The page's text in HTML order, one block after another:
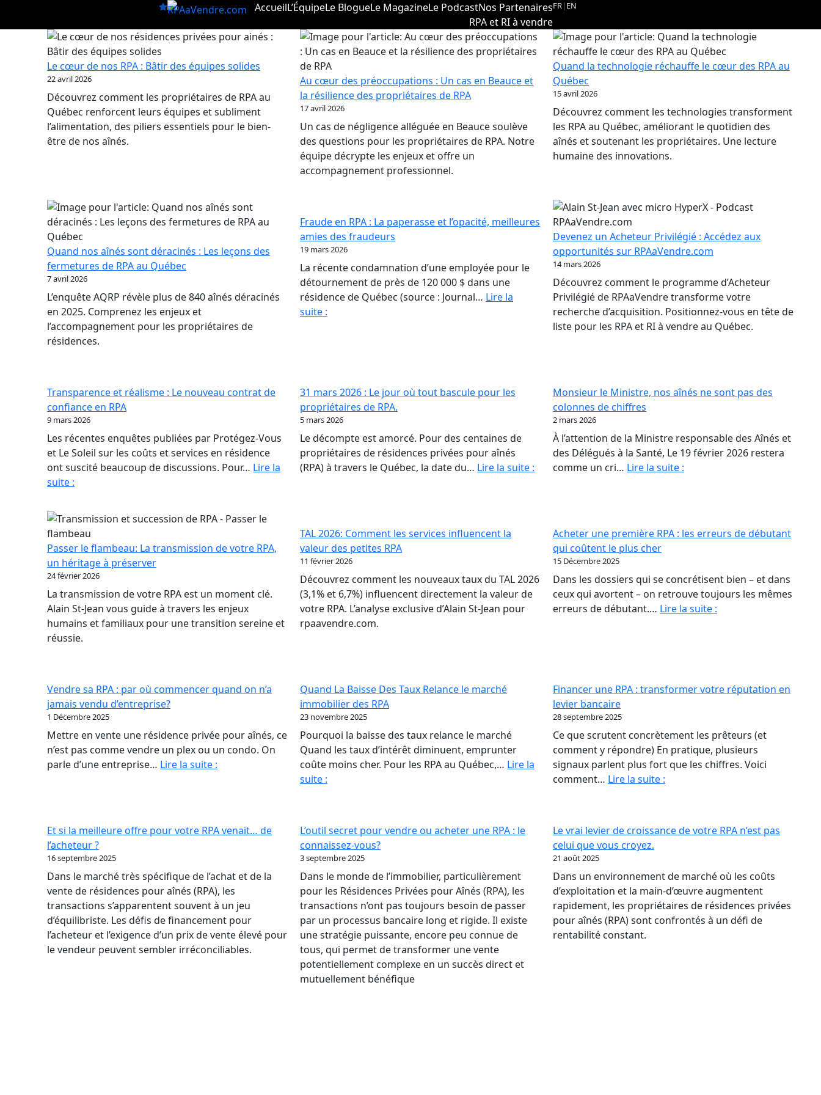
AccueilL’ÉquipeLe BlogueLe MagazineLe PodcastNos Partenaires
RPA et RI à vendre
FR| EN
Le cœur de nos RPA : Bâtir des équipes solides
22 avril 2026
Découvrez comment les propriétaires de RPA au
Québec renforcent leurs équipes et subliment
l’alimentation, des piliers essentiels pour le bien-
être de nos aînés.
Au cœur des préoccupations : Un cas en Beauce et
la résilience des propriétaires de RPA
17 avril 2026
Un cas de négligence alléguée en Beauce soulève
des questions pour les propriétaires de RPA. Notre
équipe décrypte les enjeux et offre un
accompagnement professionnel.
Quand la technologie réchauffe le cœur des RPA au
Québec
15 avril 2026
Découvrez comment les technologies transforment
les RPA au Québec, améliorant le quotidien des
aînés et soutenant les propriétaires. Une lecture
humaine des innovations.
Quand nos aînés sont déracinés : Les leçons des
fermetures de RPA au Québec
7 avril 2026
L’enquête AQRP révèle plus de 840 aînés déracinés
en 2025. Comprenez les enjeux et
l’accompagnement pour les propriétaires de
résidences.
Fraude en RPA : La paperasse et l’opacité, meilleures
amies des fraudeurs
19 mars 2026
La récente condamnation d’une employée pour le
détournement de près de 120 000 $ dans une
résidence de Québec (source : Journal… Lire la
suite :
et
l’opacité,
amies
des
fraudeurs
Devenez un Acheteur Privilégié : Accédez aux
opportunités sur RPAaVendre.com
14 mars 2026
Découvrez comment le programme d’Acheteur
Privilégié de RPAaVendre transforme votre
recherche d’acquisition. Positionnez-vous en tête de
liste pour les RPA et RI à vendre au Québec.
Transparence et réalisme : Le nouveau contrat de
confiance en RPA
9 mars 2026
Les récentes enquêtes publiées par Protégez-Vous
et Le Soleil sur les coûts et services en résidence
ont suscité beaucoup de discussions. Pour… Lire la
suite :
:
Le
nouveau
contrat
confiance
en
RPA
31 mars 2026 : Le jour où tout bascule pour les
propriétaires de RPA.
5 mars 2026
Le décompte est amorcé. Pour des centaines de
propriétaires de résidences privées pour aînés
(RPA) à travers le Québec, la date du… Lire la suite :
bascule
pour
Monsieur le Ministre, nos aînés ne sont pas des
colonnes de chiffres
2 mars 2026
À l’attention de la Ministre responsable des Aînés et
des Délégués à la Santé, Le 19 février 2026 restera
comme un cri… Lire la suite :
ne
des
colonnes
de
Passer le flambeau: La transmission de votre RPA,
un héritage à préserver
24 février 2026
La transmission de votre RPA est un moment clé.
Alain St-Jean vous guide à travers les enjeux
humains et familiaux pour une transition sereine et
réussie.
TAL 2026: Comment les services influencent la
valeur des petites RPA
11 février 2026
Découvrez comment les nouveaux taux du TAL 2026
(3,1% et 6,7%) influencent directement la valeur de
votre RPA. L’analyse exclusive d’Alain St-Jean pour
rpaavendre.com.
Acheter une première RPA : les erreurs de débutant
qui coûtent le plus cher
15 Décembre 2025
Dans les dossiers qui se concrétisent bien – et dans
ceux qui avortent – on retrouve toujours les mêmes
erreurs de débutant.… Lire la suite :
erreurs
qui
coûtent
le
Vendre sa RPA : par où commencer quand on n’a
jamais vendu d’entreprise?
1 Décembre 2025
Mettre en vente une résidence privée pour aînés, ce
n’est pas comme vendre un plex ou un condo. On
parle d’une entreprise… Lire la suite :
où
on
n’a
jamais
vendu
d’entreprise?
Quand La Baisse Des Taux Relance le marché
immobilier des RPA
23 novembre 2025
Pourquoi la baisse des taux relance le marché
Quand les taux d’intérêt diminuent, emprunter
coûte moins cher. Pour les RPA au Québec,… Lire la
suite :
Taux
Relance
marché
immobilier
des
RPA
Financer une RPA : transformer votre réputation en
levier bancaire
28 septembre 2025
Ce que scrutent concrètement les prêteurs (et
comment y répondre) En pratique, plusieurs
signaux parlent plus fort que les chiffres. Voici
comment… Lire la suite :
transformer
en
levier
bancaire
Et si la meilleure offre pour votre RPA venait… de
l’acheteur ?
16 septembre 2025
Dans le marché très spécifique de l’achat et de la
vente de résidences pour aînés (RPA), les
transactions s’apparentent souvent à un jeu
d’équilibriste. Les défis de financement pour
l’acheteur et l’exigence d’un prix de vente élevé pour
le vendeur peuvent sembler irréconciliables.
L’outil secret pour vendre ou acheter une RPA : le
connaissez-vous?
3 septembre 2025
Dans le monde de l’immobilier, particulièrement
pour les Résidences Privées pour Aînés (RPA), les
transactions n’ont pas toujours besoin de passer
par un processus bancaire long et rigide. Il existe
une stratégie puissante, encore peu connue de
tous, qui permet de transformer une vente
potentiellement complexe en un succès direct et
mutuellement bénéfique
Le vrai levier de croissance de votre RPA n’est pas
celui que vous croyez.
21 août 2025
Dans un environnement de marché où les coûts
d’exploitation et la main-d’œuvre augmentent
rapidement, les propriétaires de résidences privées
pour aînés (RPA) sont confrontés à un défi de
rentabilité constant.